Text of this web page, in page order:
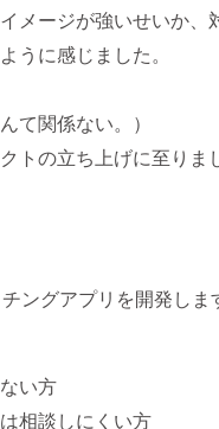
メージが強いせいか
うに感じました。
て関係ない。）
トの立ち上げに至りま
ングアプリを開発しま
い方
相談しにくい方